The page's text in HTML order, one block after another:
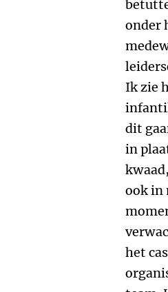
onder
Ik zie
dit
in
ook in
het